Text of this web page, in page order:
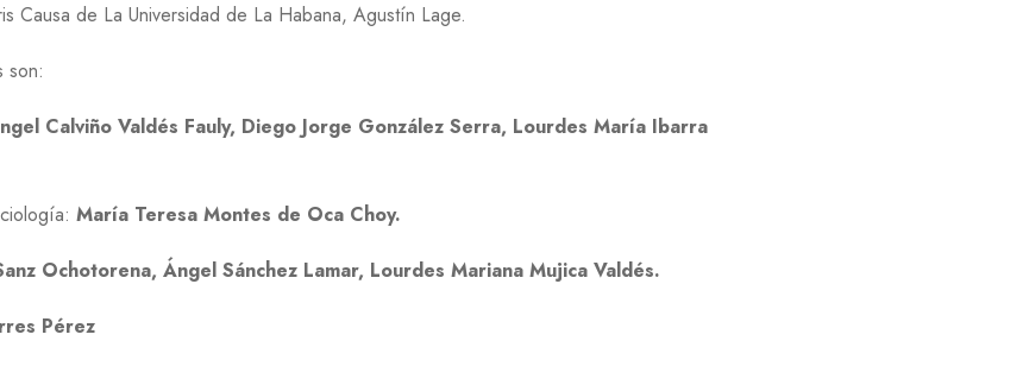
Causa de La Universidad de La Habana, Agustín Lage.
son:
Calviño Valdés Fauly, Diego Jorge González Serra, Lourdes María Ibarra
María Teresa Montes de Oca Choy.
Ochotorena, Ángel Sánchez Lamar, Lourdes Mariana Mujica Valdés.
Pérez